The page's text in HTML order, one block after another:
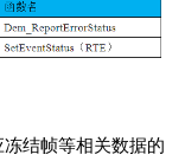
结帧等相关数据的